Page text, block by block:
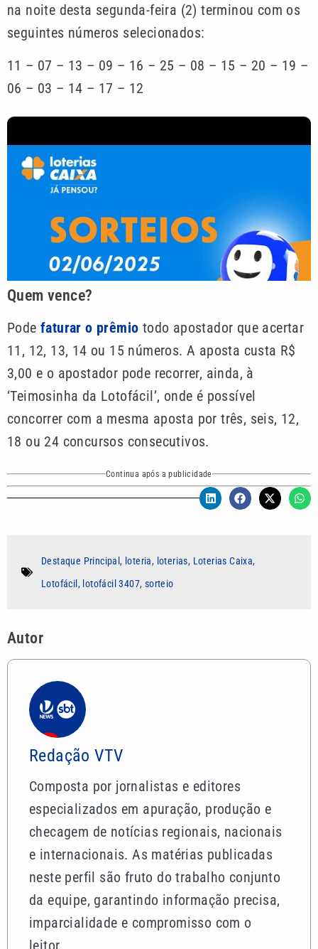
na noite desta segunda-feira (2) terminou com os
seguintes números selecionados:
11 – 07 – 13 – 09 – 16 – 25 – 08 – 15 – 20 – 19 –
06 – 03 – 14 – 17 – 12
Quem vence?
Pode faturar o prêmio todo apostador que acertar
11, 12, 13, 14 ou 15 números. A aposta custa R$
3,00 e o apostador pode recorrer, ainda, à
‘Teimosinha da Lotofácil’, onde é possível
concorrer com a mesma aposta por três, seis, 12,
18 ou 24 concursos consecutivos.
Continua após a publicidade
Destaque Principal, loteria, loterias, Loterias Caixa,
Lotofácil , lotofácil 3407, sorteio
Autor
Redação VTV
Composta por jornalistas e editores
especializados em apuração, produção e
checagem de notícias regionais, nacionais
e internacionais. As matérias publicadas
neste perfil são fruto do trabalho conjunto
da equipe, garantindo informação precisa,
imparcialidade e compromisso com o